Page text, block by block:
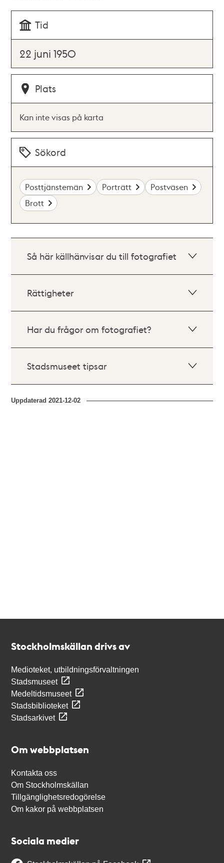
Tid
22 juni 1950
Plats
Kan inte visas på karta
Sökord
Posttjänstemän Porträtt
Postväsen
Brott
Så här källhänvisar du till fotografiet
Rättigheter
Har du frågor om fotografiet?
Stadsmuseet tipsar
Uppdaterad2021-12-02
Stockholmskällan drivs av
Medioteket, utbildningsförvaltningen
Stadsmuseet
Medeltidsmuseet
Stadsbiblioteket
Stadsarkivet
Om webbplatsen
Kontakta oss
Om Stockholmskällan
Tillgänglighetsredogörelse
Om kakor på webbplatsen
Sociala medier